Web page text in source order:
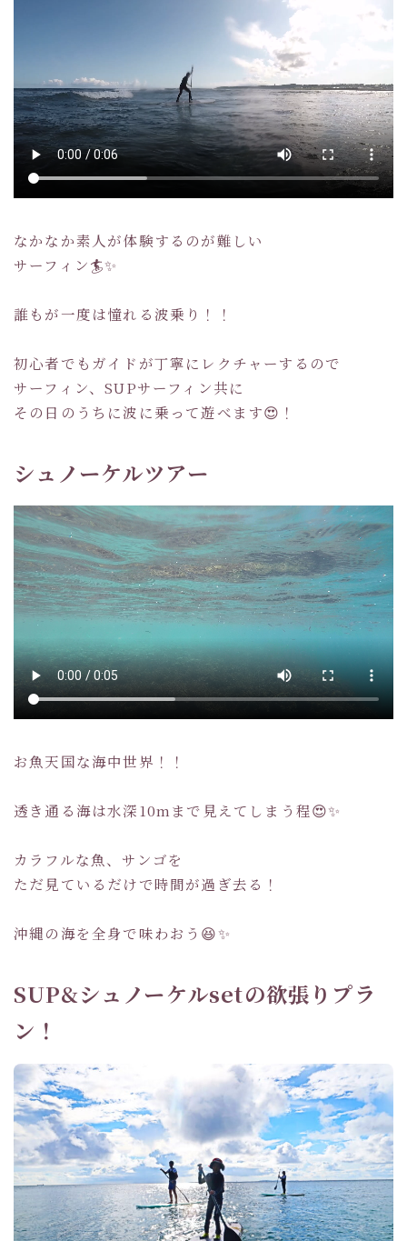
なかなか素人が体験するのが難しい
サーフィン🏄✨
誰もが一度は憧れる波乗り！！
初心者でもガイドが丁寧にレクチャーするので
サーフィン、SUPサーフィン共に
その日のうちに波に乗って遊べます😍！
シュノーケルツアー
お魚天国な海中世界！！
透き通る海は水深10mまで見えてしまう程😍✨
カラフルな魚、サンゴを
ただ見ているだけで時間が過ぎ去る！
沖縄の海を全身で味わおう😆✨
SUP&シュノーケルsetの欲張りプラ
ン！